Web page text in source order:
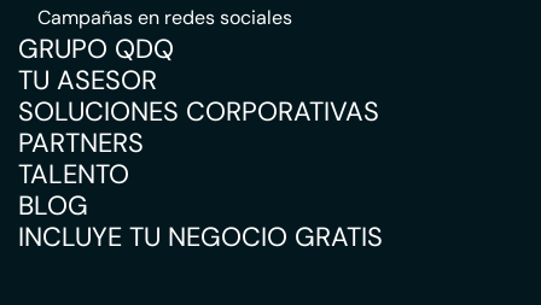
Campañas en redes sociales
GRUPO QDQ
TU ASESOR
SOLUCIONES CORPORATIVAS
PARTNERS
TALENTO
BLOG
INCLUYE TU NEGOCIO GRATIS